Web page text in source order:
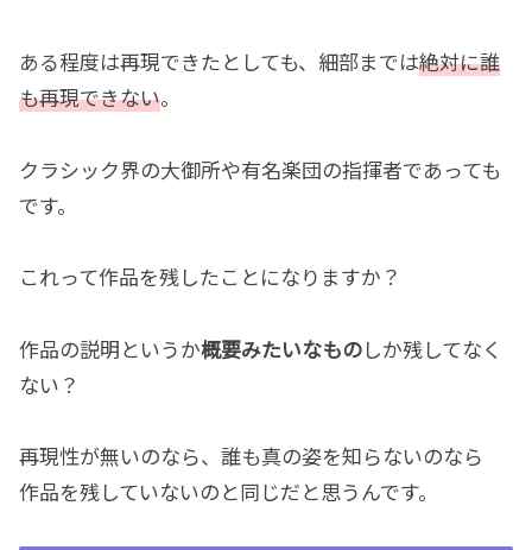
ある程度は再現できたとしても、細部までは絶対に誰
も再現できない。
クラシック界の大御所や有名楽団の指揮者であっても
です。
これって作品を残したことになりますか？
作品の説明というか概要みたいなものしか残してなく
ない？
再現性が無いのなら、誰も真の姿を知らないのなら
作品を残していないのと同じだと思うんです。